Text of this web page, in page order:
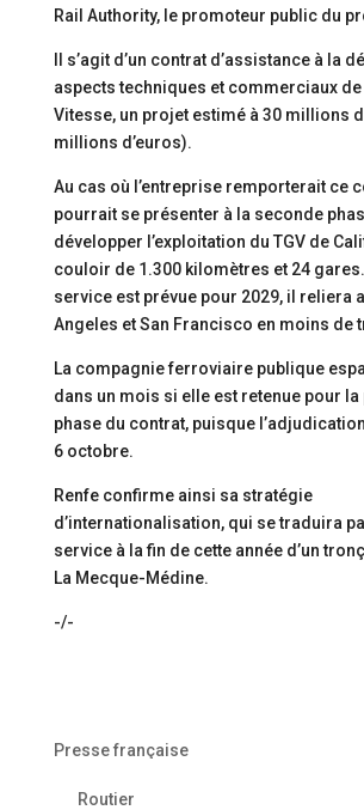
Rail Authority, le promoteur public du
Il s’agit d’un contrat d’assistance à la
aspects techniques et commerciaux de
Vitesse, un projet estimé à 30 millions
millions d’euros).
Au cas où l’entreprise remporterait ce
pourrait se présenter à la seconde
développer l’exploitation du TGV de
couloir de 1.300 kilomètres et 24
service est prévue pour 2029, il reliera
Angeles et San Francisco en moins de
La compagnie ferroviaire publique
dans un mois si elle est retenue pour
phase du contrat, puisque
6 octobre.
Renfe confirme ainsi sa stratégie
d’internationalisation, qui se traduira
service à la fin de cette année d’un
La Mecque-Médine.
-/-
Presse française
Routier